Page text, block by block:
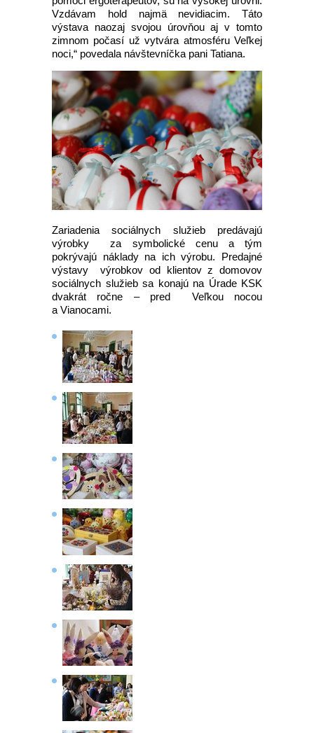
Vzdávam hold najmä nevidiacim. Táto
výstava naozaj svojou úrovňou aj v tomto
zimnom počasí už vytvára atmosféru Veľkej
noci,“ povedala návštevníčka pani Tatiana.
Zariadenia sociálnych služieb predávajú
výrobky za symbolické cenu a tým
pokrývajú náklady na ich výrobu. Predajné
výstavy výrobkov od klientov z domovov
sociálnych služieb sa konajú na Úrade KSK
dvakrát ročne – pred Veľkou nocou
a Vianocami.